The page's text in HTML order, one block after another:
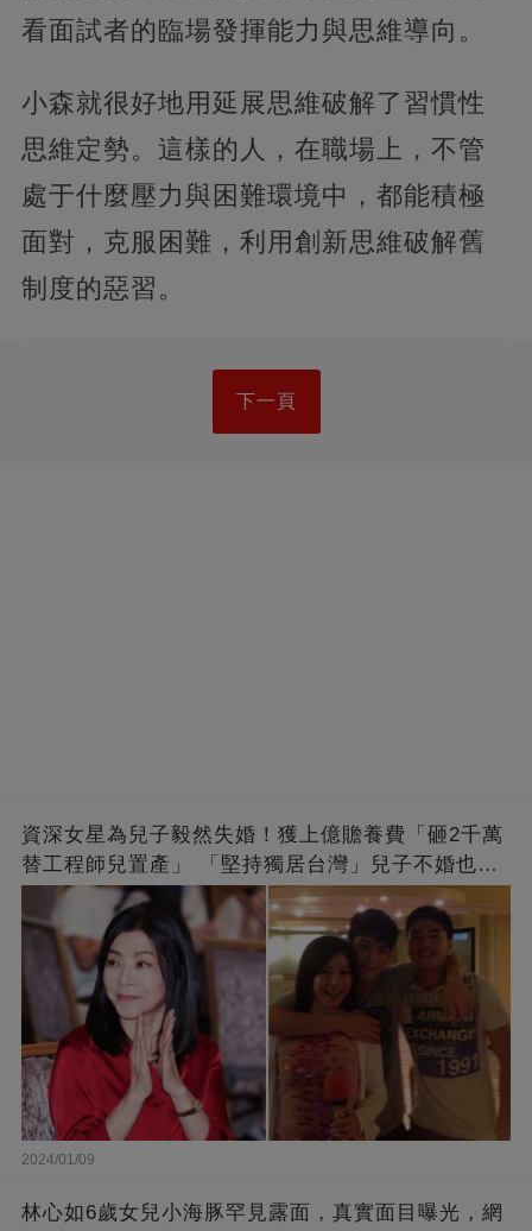
看面試者的臨場發揮能力與思維導向。
小森就很好地用延展思維破解了習慣性
思維定勢。這樣的人，在職場上，不管
處于什麼壓力與困難環境中，都能積極
面對，克服困難，利用創新思維破解舊
制度的惡習。
下一頁
資深女星為兒子毅然失婚！獲上億贍養費「砸2千萬
替工程師兒置產」 「堅持獨居台灣」兒子不婚也支
2024/01/09
林心如6歲女兒小海豚罕見露面，真實面目曝光，網